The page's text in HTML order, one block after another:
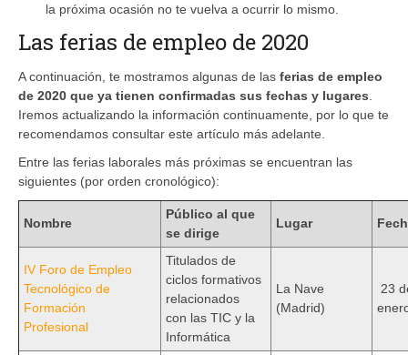
la próxima ocasión no te vuelva a ocurrir lo mismo.
Las ferias de empleo de 2020
A continuación, te mostramos algunas de las ferias de empleo
de 2020 que ya tienen confirmadas sus fechas y lugares
Iremos actualizando la información continuamente, por lo que te
recomendamos consultar este artículo más adelante.
Entre las ferias laborales más próximas se encuentran las
siguientes (por orden cronológico):
Nombre
Público al que
se dirige
Lugar
IV Foro de Empleo
Tecnológico de
Formación
Profesional
Titulados de
ciclos formativos
relacionados
con las TIC y la
Informática
La Nave
(Madrid)
23